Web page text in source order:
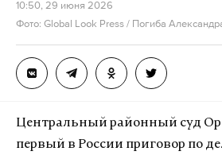
Дзен
10:50, 29 июня 2026
Фото: Global Look Press / Погиба
Центральный районный суд
первый в России приговор по